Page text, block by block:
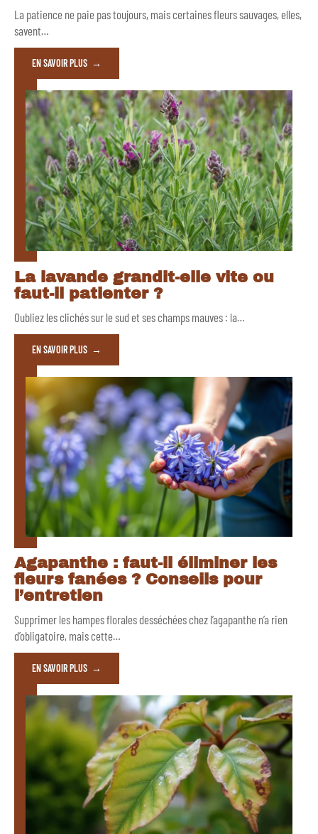
La patience ne paie pas toujours, mais certaines fleurs sauvages, elles,
savent…
EN SAVOIR PLUS
La lavande grandit-elle vite ou
faut-il patienter ?
Oubliez les clichés sur le sud et ses champs mauves : la…
EN SAVOIR PLUS
Agapanthe : faut-il éliminer les
fleurs fanées ? Conseils pour
l’entretien
Supprimer les hampes florales desséchées chez l’agapanthe n’a rien
d’obligatoire, mais cette…
EN SAVOIR PLUS